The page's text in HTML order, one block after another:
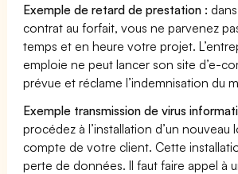
Exemple de retard de prestation :
contrat au forfait, vous ne parvenez
temps et en heure votre projet.
emploie ne peut lancer son site d’e-
prévue et réclame l’indemnisation du
Exemple transmission de virus
procédez à l’installation d’un nouveau
compte de votre client. Cette
perte de données. Il faut faire appel à